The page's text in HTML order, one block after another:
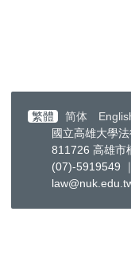
繁體 简体
國立高雄大學
811726 高雄市
(07)-5919549